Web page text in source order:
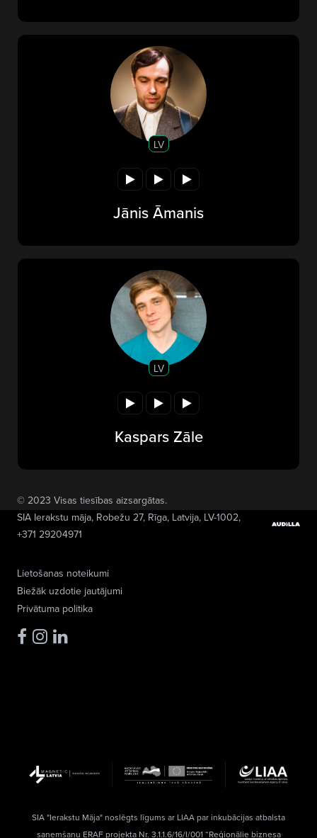
LV
Jānis Āmanis
LV
Kaspars Zāle
Lietošanas noteikumi
Biežāk uzdotie jautājumi
Privātuma politika
© 2023 Visas tiesības aizsargātas.
SIA Ierakstu māja, Robežu 27, Rīga, Latvija, LV-1002,
+371 29204971
SIA "Ierakstu Māja" noslēgts līgums ar LIAA par inkubācijas atbalsta
saņemšanu ERAF projekta Nr. 3.1.1.6/16/I/001 “Reģionālie biznesa